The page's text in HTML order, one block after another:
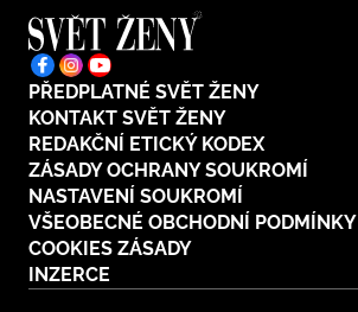
PŘEDPLATNÉ SVĚT ŽENY
KONTAKT SVĚT ŽENY
REDAKČNÍ ETICKÝ KODEX
ZÁSADY OCHRANY SOUKROMÍ
NASTAVENÍ SOUKROMÍ
VŠEOBECNÉ OBCHODNÍ PODMÍNKY
COOKIES ZÁSADY
INZERCE